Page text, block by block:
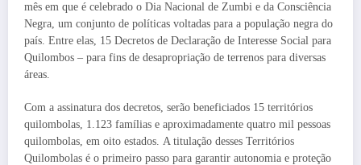
mês em que é celebrado o Dia Nacional de Zumbi e da Consciência
Negra, um conjunto de políticas voltadas para a população negra do
país. Entre elas, 15 Decretos de Declaração de Interesse Social para
Quilombos – para fins de desapropriação de terrenos para diversas
áreas.
Com a assinatura dos decretos, serão beneficiados 15 territórios
quilombolas, 1.123 famílias e aproximadamente quatro mil pessoas
quilombolas, em oito estados. A titulação desses Territórios
Quilombolas é o primeiro passo para garantir autonomia e proteção